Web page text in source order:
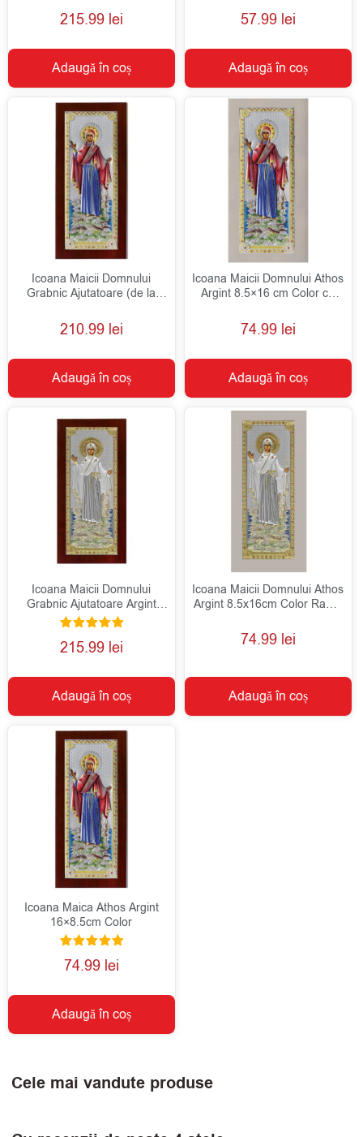
215.99 lei
Adaugă în coș
57.99 lei
Adaugă în coș
Icoana Maicii Domnului
Grabnic Ajutatoare (de la
Color
210.99 lei
Adaugă în coș
Icoana Maicii Domnului Athos
Argint 8.5×16 cm Color cu
74.99 lei
Adaugă în coș
Icoana Maicii Domnului
Grabnic Ajutatoare Argint
29.5x14cm
Evaluat la
5.00
215.99 lei
Adaugă în coș
Icoana Maicii Domnului Athos
Argint 8.5x16cm Color Rama
74.99 lei
Adaugă în coș
Icoana Maica Athos Argint
16×8.5cm Color
Evaluat la
5.00
74.99 lei
Adaugă în coș
Cele mai vandute produse